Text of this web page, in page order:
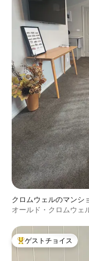
クロムウェルのマンシ
オールド・クロムウェ
大好評のゲストチョイ
ゲストチョイス